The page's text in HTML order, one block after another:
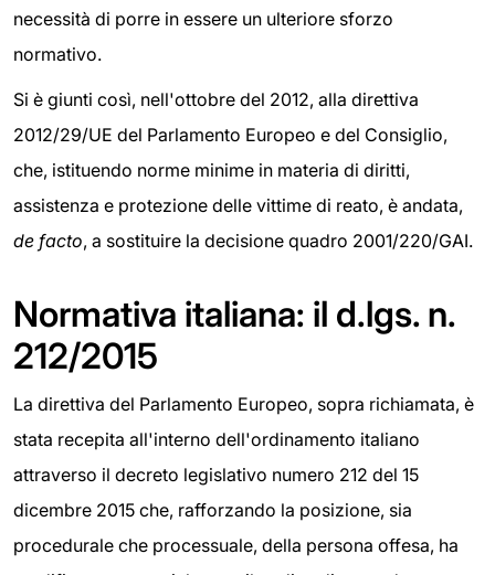
necessità di porre in essere un ulteriore sforzo
normativo.
Si è giunti così, nell'ottobre del 2012, alla direttiva
2012/29/UE del Parlamento Europeo e del Consiglio,
che, istituendo norme minime in materia di diritti,
assistenza e protezione delle vittime di reato, è andata,
de facto, a sostituire la decisione quadro 2001/220/GAI.
Normativa italiana: il d.lgs. n.
212/2015
La direttiva del Parlamento Europeo, sopra richiamata, è
stata recepita all'interno dell'ordinamento italiano
attraverso il decreto legislativo numero 212 del 15
dicembre 2015 che, rafforzando la posizione, sia
procedurale che processuale, della persona offesa, ha